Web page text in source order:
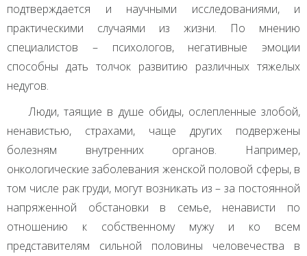
подтверждается и научными исследованиями, и
практическими случаями из жизни. По мнению
специалистов – психологов, негативные эмоции
способны дать толчок развитию различных тяжелых
недугов.
Люди, таящие в душе обиды, ослепленные злобой,
ненавистью, страхами, чаще других подвержены
болезням внутренних органов. Например,
онкологические заболевания женской половой сферы, в
том числе рак груди, могут возникать из – за постоянной
напряженной обстановки в семье, ненависти по
отношению к собственному мужу и ко всем
представителям сильной половины человечества в